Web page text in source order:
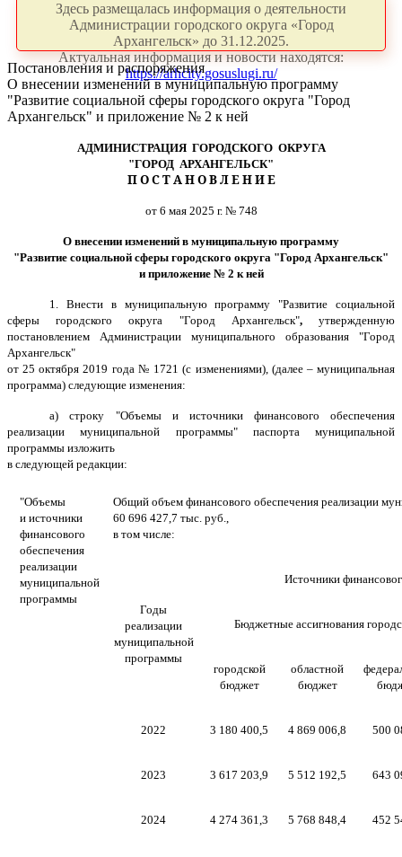
Здесь размещалась информация о деятельности
Администрации городского округа «Город
Архангельск» до 31.12.2025.
Актуальная информация и новости находятся:
https://arhcity.gosuslugi.ru/
Постановления и распоряжения
О внесении изменений в муниципальную программу
"Развитие социальной сферы городского округа "Город
Архангельск" и приложение № 2 к ней
АДМИНИСТРАЦИЯ ГОРОДСКОГО ОКРУГА
"ГОРОД АРХАНГЕЛЬСК"
П О С Т А Н О В Л Е Н И Е
от 6 мая 2025 г. № 748
О внесении изменений в муниципальную программу
"Развитие социальной сферы городского округа "Город Архангельск"
и приложение № 2 к ней
1. Внести в муниципальную программу "Развитие социальной
сферы городского округа "Город Архангельск",утвержденную
постановлением Администрации муниципального образования "Город
Архангельск"
от 25 октября 2019 года № 1721 (с изменениями), (далее – муниципальная
программа) следующие изменения:
а) строку "Объемы и источники финансового обеспечения
реализации муниципальной программы" паспорта муниципальной
программы изложить
в следующей редакции:
"Объемы
и источники
финансового
обеспечения
реализации
муниципальной
программы
Общий объем финансового обеспечения реализации
60 696 427,7 тыс. руб.,
в том числе:
Годы
реализации
муниципальной
программы
Источники
Бюджетные ассигнования
городской
бюджет
областной
бюджет
2022 3 180 400,5 4 869 006,8 500
2023 3 617 203,9 5 512 192,5 643
2024 4 274 361,3 5 768 848,4 452